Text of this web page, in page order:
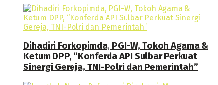
Dihadiri Forkopimda, PGI-W, Tokoh Agama &
Ketum DPP, “Konferda API Sulbar Perkuat
Sinergi Gereja, TNI-Polri dan Pemerintah”